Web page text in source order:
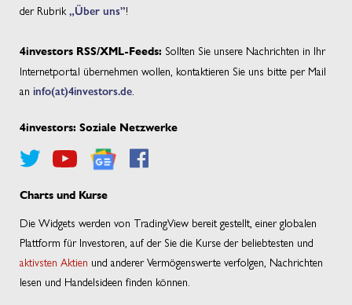
der Rubrik„Über uns”!
4investors RSS/XML-Feeds: Sollten Sie unsere Nachrichten in Ihr
Internetportal übernehmen wollen, kontaktieren Sie uns bitte per Mail
an info(at)4investors.de.
4investors: Soziale Netzwerke
Charts und Kurse
Die Widgets werden von TradingView bereit gestellt, einer globalen
Plattform für Investoren, auf der Sie die Kurse der beliebtesten und
aktivsten Aktien und anderer Vermögenswerte verfolgen, Nachrichten
lesen und Handelsideen finden können.